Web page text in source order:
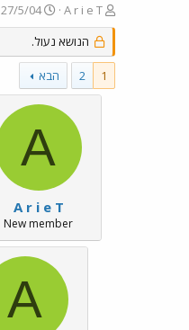
פ
ו
ת
ח
ה
נ
A r i e T
פ
ו
ר
ס
ם
ב
ת
ר
י
27/5/04
הנושא נעול.
1
2 הבא
A
A r i e T
New member
A